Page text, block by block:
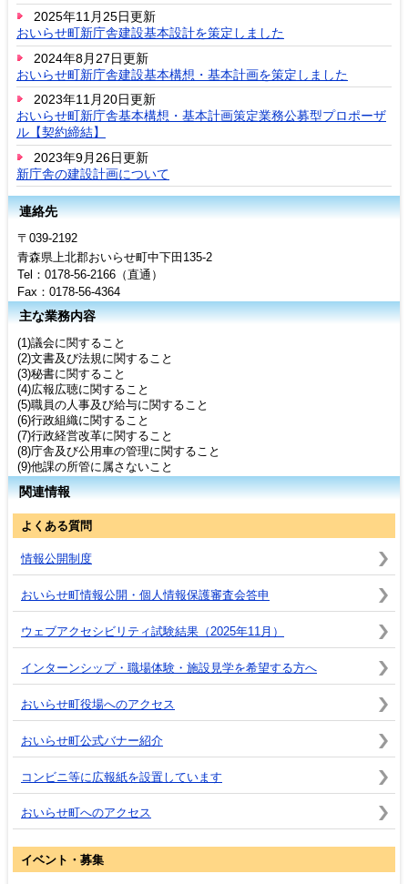
2025年11月25日更新
おいらせ町新庁舎建設基本設計を策定しました
2024年8月27日更新
おいらせ町新庁舎建設基本構想・基本計画を策定しました
2023年11月20日更新
おいらせ町新庁舎基本構想・基本計画策定業務公募型プロポーザ
ル【契約締結】
2023年9月26日更新
新庁舎の建設計画について
連絡先
〒039-2192
青森県上北郡おいらせ町中下田135-2
Tel：0178-56-2166（直通）
Fax：0178-56-4364
主な業務内容
(1)議会に関すること
(2)文書及び法規に関すること
(3)秘書に関すること
(4)広報広聴に関すること
(5)職員の人事及び給与に関すること
(6)行政組織に関すること
(7)行政経営改革に関すること
(8)庁舎及び公用車の管理に関すること
(9)他課の所管に属さないこと
関連情報
よくある質問
情報公開制度
おいらせ町情報公開・個人情報保護審査会答申
ウェブアクセシビリティ試験結果（2025年11月）
インターンシップ・職場体験・施設見学を希望する方へ
おいらせ町役場へのアクセス
おいらせ町公式バナー紹介
コンビニ等に広報紙を設置しています
おいらせ町へのアクセス
イベント・募集